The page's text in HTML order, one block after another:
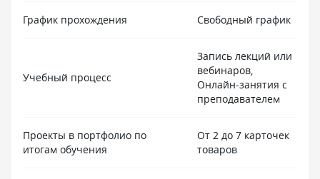
График прохождения Свободный график
Учебный процесс
Запись лекций или
вебинаров,
Онлайн-занятия с
преподавателем
Проекты в портфолио по
итогам обучения
От 2 до 7 карточек
товаров